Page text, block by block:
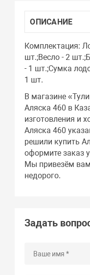
ОПИСАНИЕ
Комплектация:
шт.;Весло - 2
- 1 шт.;Сумка
1 шт.
В магазине
Аляска 460 в
изготовления и
Аляска 460
решили купить
оформите заказ
Мы привезём
недорого.
Задать